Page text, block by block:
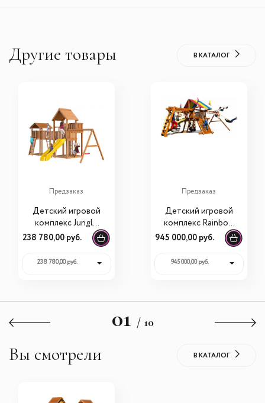
Другие товары В КАТАЛОГ
Предзаказ
Детский игровой
комплекс Jungle
Gym Palace
238 780,00 руб.
238 780,00 руб.
Предзаказ
Детский игровой
комплекс Rainbow
Play Systems
Солнечный Замок
3 Тент (Sunshine
945 000,00 руб.
945 000,00 руб.
01 / 10
Вы смотрели В КАТАЛОГ